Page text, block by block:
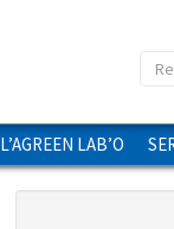
L’AGREEN LAB’O